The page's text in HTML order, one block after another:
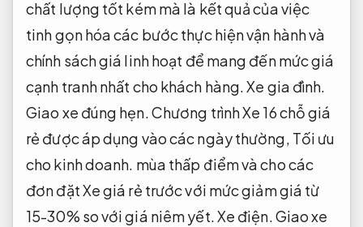
chất lượng tốt kém mà là kết quả của việc
tinh gọn hóa các bước thực hiện vận hành và
chính sách giá linh hoạt để mang đến mức giá
cạnh tranh nhất cho khách hàng.Xe gia đình.
Giao xe đúng hẹn.Chương trình Xe 16 chỗ giá
rẻ được áp dụng vào các ngày thường, Tối ưu
cho kinh doanh. mùa thấp điểm và cho các
đơn đặt Xe giá rẻ trước với mức giảm giá từ
15-30% so với giá niêm yết.Xe điện.Giao xe